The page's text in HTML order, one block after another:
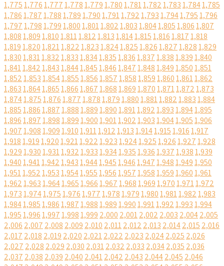
1,7751,7761,7771,7781,7791,7801,7811,7821,7831,7841,785
1,7861,7871,7881,7891,7901,7911,7921,7931,7941,7951,796
1,7971,7981,7991,8001,8011,8021,8031,8041,8051,8061,807
1,8081,8091,8101,8111,8121,8131,8141,8151,8161,8171,818
1,8191,8201,8211,8221,8231,8241,8251,8261,8271,8281,829
1,8301,8311,8321,8331,8341,8351,8361,8371,8381,8391,840
1,8411,8421,8431,8441,8451,8461,8471,8481,8491,8501,851
1,8521,8531,8541,8551,8561,8571,8581,8591,8601,8611,862
1,8631,8641,8651,8661,8671,8681,8691,8701,8711,8721,873
1,8741,8751,8761,8771,8781,8791,8801,8811,8821,8831,884
1,8851,8861,8871,8881,8891,8901,8911,8921,8931,8941,895
1,8961,8971,8981,8991,9001,9011,9021,9031,9041,9051,906
1,9071,9081,9091,9101,9111,9121,9131,9141,9151,9161,917
1,9181,9191,9201,9211,9221,9231,9241,9251,9261,9271,928
1,9291,9301,9311,9321,9331,9341,9351,9361,9371,9381,939
1,9401,9411,9421,9431,9441,9451,9461,9471,9481,9491,950
1,9511,9521,9531,9541,9551,9561,9571,9581,9591,9601,961
1,9621,9631,9641,9651,9661,9671,9681,9691,9701,9711,972
1,9731,9741,9751,9761,9771,9781,9791,9801,9811,9821,983
1,9841,9851,9861,9871,9881,9891,9901,9911,9921,9931,994
1,9951,9961,9971,9981,999 2,000 2,0012,002 2,003 2,0042,005
2,006 2,007 2,008 2,009 2,010 2,0112,012 2,013 2,0142,015 2,016
2,017 2,018 2,019 2,020 2,0212,022 2,023 2,0242,025 2,026
2,027 2,028 2,029 2,030 2,0312,032 2,033 2,0342,035 2,036
2,037 2,038 2,039 2,040 2,0412,042 2,043 2,0442,045 2,046